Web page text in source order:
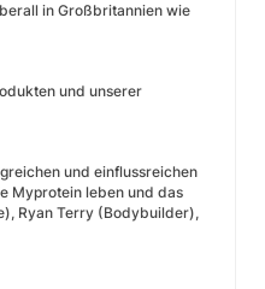
in Großbritannien wie
und unserer
und einflussreichen
Myprotein leben und das
Ryan Terry (Bodybuilder),